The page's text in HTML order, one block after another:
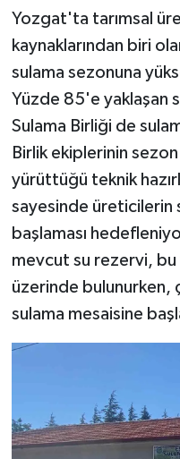
Yozgat'ta tarımsal
kaynaklarından biri
sulama sezonuna
Yüzde 85'e yaklaşan
Sulama Birliği de
Birlik ekiplerinin
yürüttüğü teknik
sayesinde üreticilerin
başlaması
mevcut su rezervi, bu
üzerinde bulunurken,
sulama mesaisine